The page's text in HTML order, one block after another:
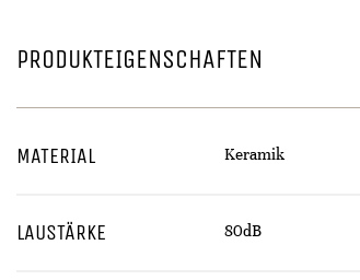
PRODUKTEIGENSCHAFTEN
MATERIAL Keramik
LAUSTÄRKE 80dB